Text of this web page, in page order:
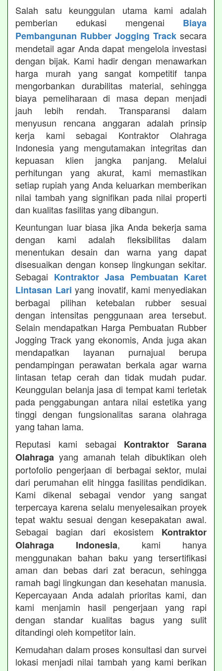
Salah satu keunggulan utama kami adalah
pemberian edukasi mengenai Biaya
Pembangunan Rubber Jogging Track secara
mendetail agar Anda dapat mengelola investasi
dengan bijak. Kami hadir dengan menawarkan
harga murah yang sangat kompetitif tanpa
mengorbankan durabilitas material, sehingga
biaya pemeliharaan di masa depan menjadi
jauh lebih rendah. Transparansi dalam
menyusun rencana anggaran adalah prinsip
kerja kami sebagai Kontraktor Olahraga
Indonesia yang mengutamakan integritas dan
kepuasan klien jangka panjang. Melalui
perhitungan yang akurat, kami memastikan
setiap rupiah yang Anda keluarkan memberikan
nilai tambah yang signifikan pada nilai properti
dan kualitas fasilitas yang dibangun.
Keuntungan luar biasa jika Anda bekerja sama
dengan kami adalah fleksibilitas dalam
menentukan desain dan warna yang dapat
disesuaikan dengan konsep lingkungan sekitar.
Sebagai Kontraktor Jasa Pembuatan Karet
Lintasan Lari yang inovatif, kami menyediakan
berbagai pilihan ketebalan rubber sesuai
dengan intensitas penggunaan area tersebut.
Selain mendapatkan Harga Pembuatan Rubber
Jogging Track yang ekonomis, Anda juga akan
mendapatkan layanan purnajual berupa
pendampingan perawatan berkala agar warna
lintasan tetap cerah dan tidak mudah pudar.
Keunggulan belanja jasa di tempat kami terletak
pada penggabungan antara nilai estetika yang
tinggi dengan fungsionalitas sarana olahraga
yang tahan lama.
Reputasi kami sebagai Kontraktor Sarana
Olahraga yang amanah telah dibuktikan oleh
portofolio pengerjaan di berbagai sektor, mulai
dari perumahan elit hingga fasilitas pendidikan.
Kami dikenal sebagai vendor yang sangat
terpercaya karena selalu menyelesaikan proyek
tepat waktu sesuai dengan kesepakatan awal.
Sebagai bagian dari ekosistem Kontraktor
Olahraga Indonesia, kami hanya
menggunakan bahan baku yang tersertifikasi
aman dan bebas dari zat beracun, sehingga
ramah bagi lingkungan dan kesehatan manusia.
Kepercayaan Anda adalah prioritas kami, dan
kami menjamin hasil pengerjaan yang rapi
dengan standar kualitas bagus yang sulit
ditandingi oleh kompetitor lain.
Kemudahan dalam proses konsultasi dan survei
lokasi menjadi nilai tambah yang kami berikan